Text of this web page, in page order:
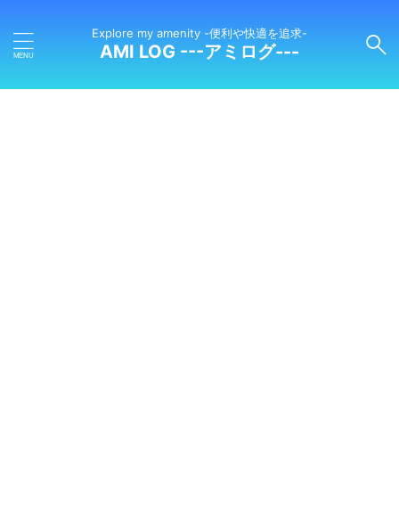
Explore my amenity -便利や快適を追求-
AMI LOG ---アミログ---